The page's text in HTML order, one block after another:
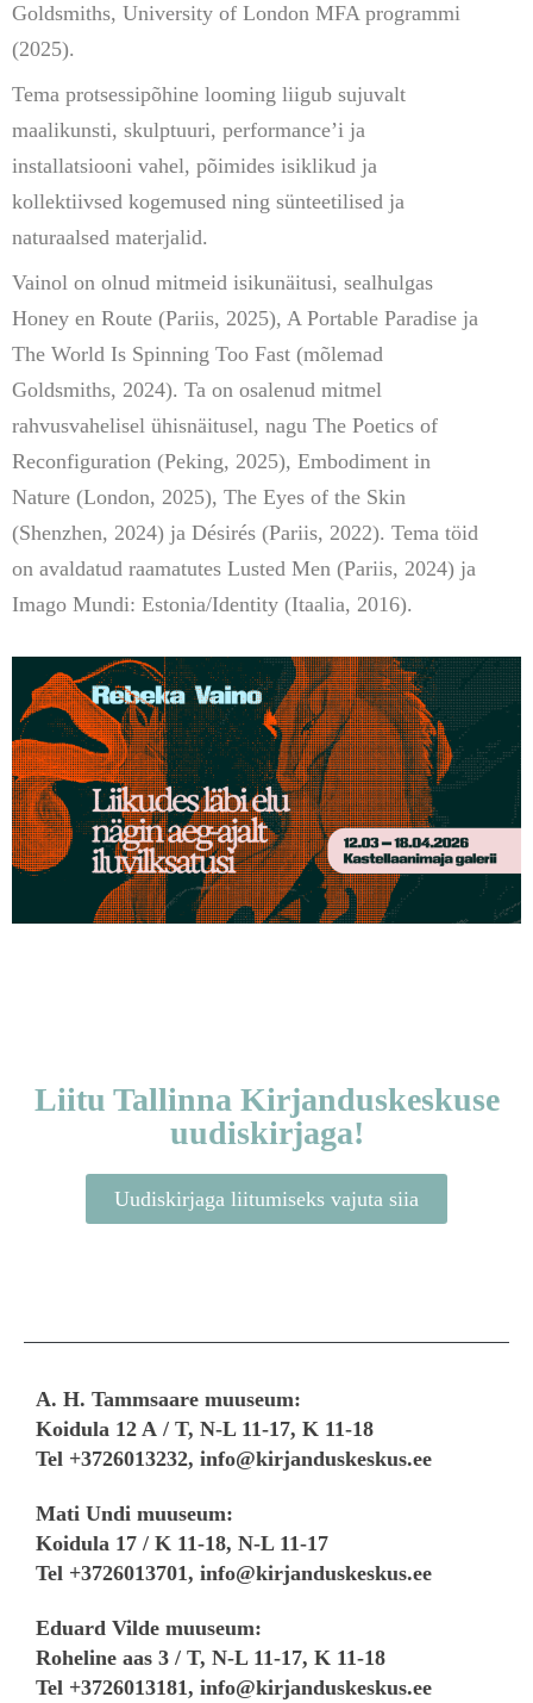
Goldsmiths, University of London MFA programmi
(2025).
Tema protsessipõhine looming liigub sujuvalt
maalikunsti, skulptuuri, performance’i ja
installatsiooni vahel, põimides isiklikud ja
kollektiivsed kogemused ning sünteetilised ja
naturaalsed materjalid.
Vainol on olnud mitmeid isikunäitusi, sealhulgas
Honey en Route (Pariis, 2025), A Portable Paradise ja
The World Is Spinning Too Fast (mõlemad
Goldsmiths, 2024). Ta on osalenud mitmel
rahvusvahelisel ühisnäitusel, nagu The Poetics of
Reconfiguration (Peking, 2025), Embodiment in
Nature (London, 2025), The Eyes of the Skin
(Shenzhen, 2024) ja Désirés (Pariis, 2022). Tema töid
on avaldatud raamatutes Lusted Men (Pariis, 2024) ja
Imago Mundi: Estonia/Identity (Itaalia, 2016).
Liitu Tallinna Kirjanduskeskuse
uudiskirjaga!
Uudiskirjaga liitumiseks vajuta siia
A. H. Tammsaare muuseum:
Koidula 12 A / T, N-L 11-17, K 11-18
Tel +3726013232, info@kirjanduskeskus.ee
Mati Undi muuseum:
Koidula 17 / K 11-18, N-L 11-17
Tel +3726013701, info@kirjanduskeskus.ee
Eduard Vilde muuseum:
Roheline aas 3 / T, N-L 11-17, K 11-18
Tel +3726013181, info@kirjanduskeskus.ee